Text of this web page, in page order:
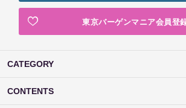
東京バーゲンマニア会員登
CATEGORY
CONTENTS